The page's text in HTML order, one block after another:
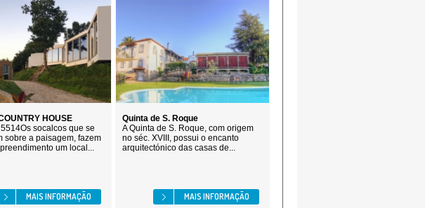
HOUSE
5514Os socalcos que se
sobre a paisagem, fazem
um local...
MAIS INFORMAÇÃO
Quinta de S. Roque
A Quinta de S. Roque, com origem
no séc. XVIII, possui o encanto
arquitectónico das casas de...
MAIS INFORMAÇÃO